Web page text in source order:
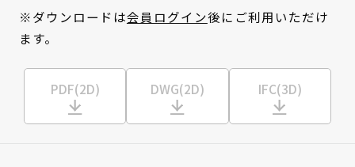
※ダウンロードは会員ログイン後にご利用いただけ
ます。
PDF(2D) DWG(2D) IFC(3D)